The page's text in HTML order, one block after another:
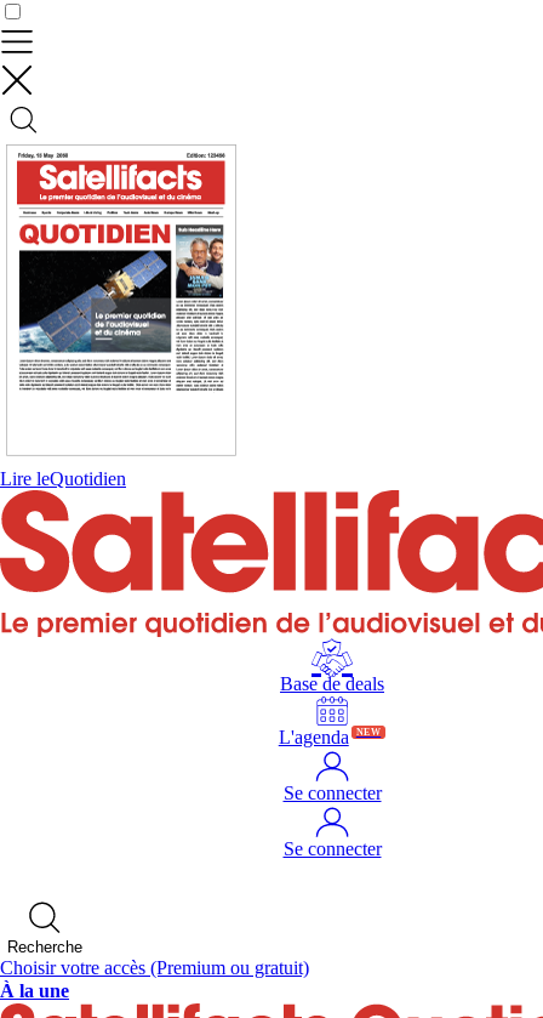
Lire leQuotidien
Base de deals
L'agenda NEW
Se connecter
Se connecter
Recherche
Choisir votre accès (Premium ou gratuit)
À la une
Contrôler vos données